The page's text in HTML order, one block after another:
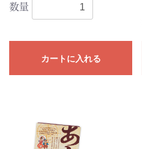
数量
カートに入れる